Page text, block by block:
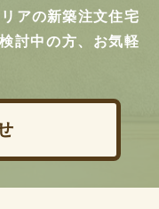
アの新築注文住宅
討中の方、お気軽